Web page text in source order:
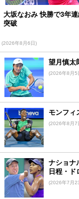
大坂なおみ 快勝で3年
突破
(2026年8月6日)
望月慎太
(2026年8月5
モンフィ
(2026年8月7
ナショナ
日程・ド
(2026年7月